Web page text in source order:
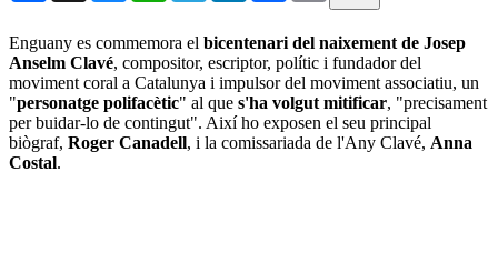
Enguany es commemora el bicentenari del naixement de Josep
Anselm Clavé, compositor, escriptor, polític i fundador del
moviment coral a Catalunya i impulsor del moviment associatiu, un
"personatge polifacètic" al que s'ha volgut mitificar, "precisament
per buidar-lo de contingut". Així ho exposen el seu principal
biògraf, Roger Canadell, i la comissariada de l'Any Clavé, Anna
Costal.